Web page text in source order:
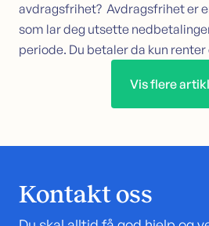
avdragsfrihet? Avdragsfrihet er
som lar deg utsette
periode. Du betaler da kun renter
Vis flere
Kontakt oss